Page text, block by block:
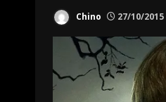
Chino 27/10/2015